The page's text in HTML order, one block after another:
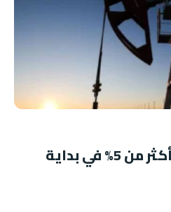
تراجع أسعار النفط بأكثر من 5% في بداية